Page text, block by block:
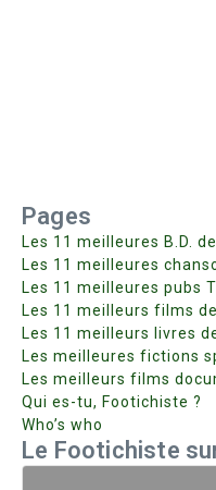
Pages
Les 11 meilleures B.D.
Les 11 meilleures
Les 11 meilleures pubs
Les 11 meilleurs films
Les 11 meilleurs livres
Les meilleures fictions
Les meilleurs films
Qui es-tu, Footichiste ?
Who’s who
Le Footichiste